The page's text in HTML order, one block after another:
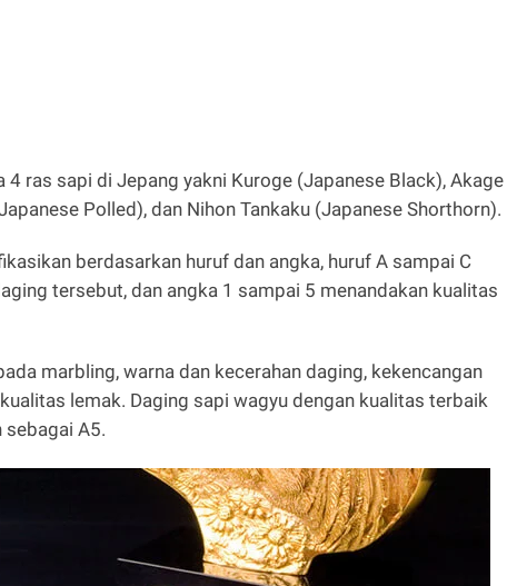
4 ras sapi di Jepang yakni Kuroge (Japanese Black), Akage
Polled), dan Nihon Tankaku (Japanese Shorthorn).
berdasarkan huruf dan angka, huruf A sampai C
tersebut, dan angka 1 sampai 5 menandakan kualitas
marbling, warna dan kecerahan daging, kekencangan
lemak. Daging sapi wagyu dengan kualitas terbaik
A5.